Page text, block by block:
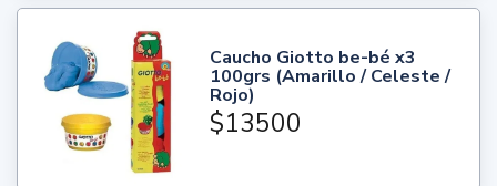
Caucho Giotto be-bé x3
100grs (Amarillo / Celeste /
Rojo)
$13500